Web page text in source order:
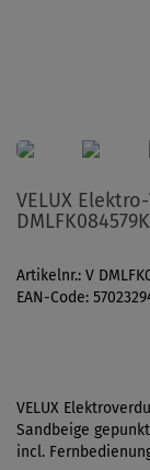
VELUX
Artikelnr.: V
EAN-Code:
VELUX
Sandbeige
incl.